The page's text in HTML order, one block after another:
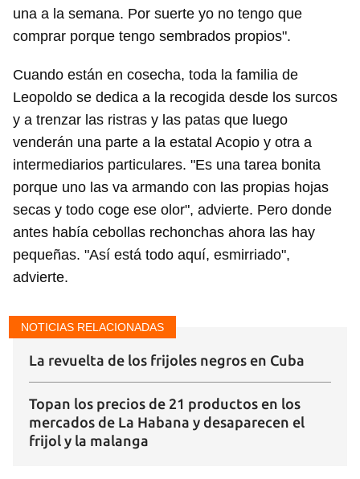
una a la semana. Por suerte yo no tengo que
comprar porque tengo sembrados propios".
Cuando están en cosecha, toda la familia de
Leopoldo se dedica a la recogida desde los surcos
y a trenzar las ristras y las patas que luego
venderán una parte a la estatal Acopio y otra a
intermediarios particulares. "Es una tarea bonita
porque uno las va armando con las propias hojas
secas y todo coge ese olor", advierte. Pero donde
antes había cebollas rechonchas ahora las hay
pequeñas. "Así está todo aquí, esmirriado",
advierte.
NOTICIAS RELACIONADAS
La revuelta de los frijoles negros en Cuba
Topan los precios de 21 productos en los
mercados de La Habana y desaparecen el
frijol y la malanga